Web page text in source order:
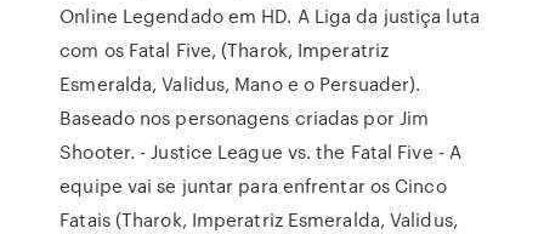
Online Legendado em HD. A Liga da justiça luta
com os Fatal Five, (Tharok, Imperatriz
Esmeralda, Validus, Mano e o Persuader).
Baseado nos personagens criadas por Jim
Shooter. - Justice League vs. the Fatal Five - A
equipe vai se juntar para enfrentar os Cinco
Fatais (Tharok, Imperatriz Esmeralda, Validus,